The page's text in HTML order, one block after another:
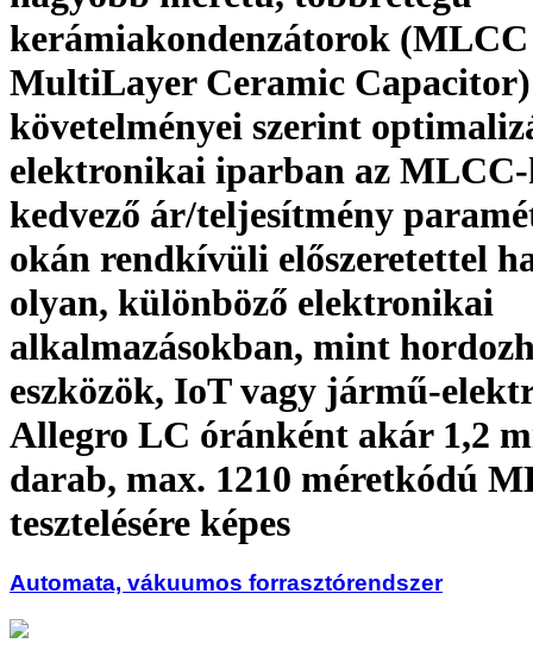
kerámiakondenzátorok
MultiLayer Ceramic Capacitor)
követelményei szerint
elektronikai iparban az
kedvező ár/teljesítmény
okán rendkívüli előszeretettel
olyan, különböző elektronikai
alkalmazásokban, mint
eszközök, IoT vagy jármű-
Allegro LC óránként akár 1,2
darab, max. 1210 méretkódú
tesztelésére képes
Automata, vákuumos forrasztórendszer